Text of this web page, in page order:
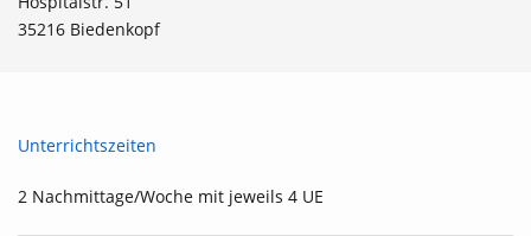
35216 Biedenkopf
Unterrichtszeiten
2 Nachmittage/Woche mit jeweils 4 UE